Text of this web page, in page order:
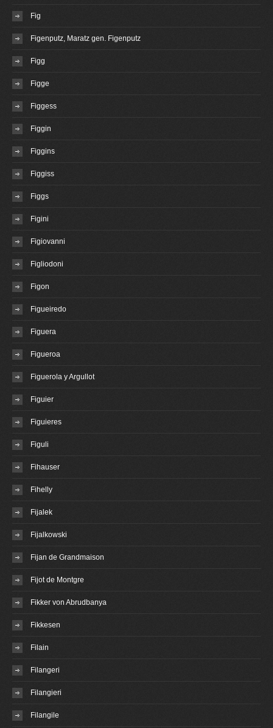
Fig
Figenputz, Maratz gen. Figenputz
Figg
Figge
Figgess
Figgin
Figgins
Figgiss
Figgs
Figini
Figiovanni
Figliodoni
Figon
Figueiredo
Figuera
Figueroa
Figuerola y Argullot
Figuier
Figuieres
Figuli
Fihauser
Fihelly
Fijalek
Fijalkowski
Fijan de Grandmaison
Fijot de Montgre
Fikker von Abrudbanya
Fikkesen
Filain
Filangeri
Filangieri
Filangile